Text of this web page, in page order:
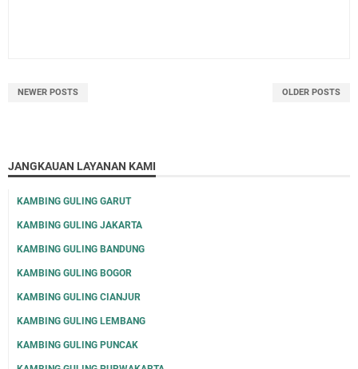
NEWER POSTS OLDER POSTS
JANGKAUAN LAYANAN KAMI
KAMBING GULING GARUT
KAMBING GULING JAKARTA
KAMBING GULING BANDUNG
KAMBING GULING BOGOR
KAMBING GULING CIANJUR
KAMBING GULING LEMBANG
KAMBING GULING PUNCAK